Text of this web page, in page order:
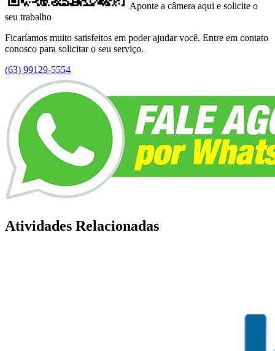
Aponte a câmera aqui e solicite o
seu trabalho
Ficaríamos muito satisfeitos em poder ajudar você. Entre em contato
conosco para solicitar o seu serviço.
(63) 99129-5554
Atividades Relacionadas